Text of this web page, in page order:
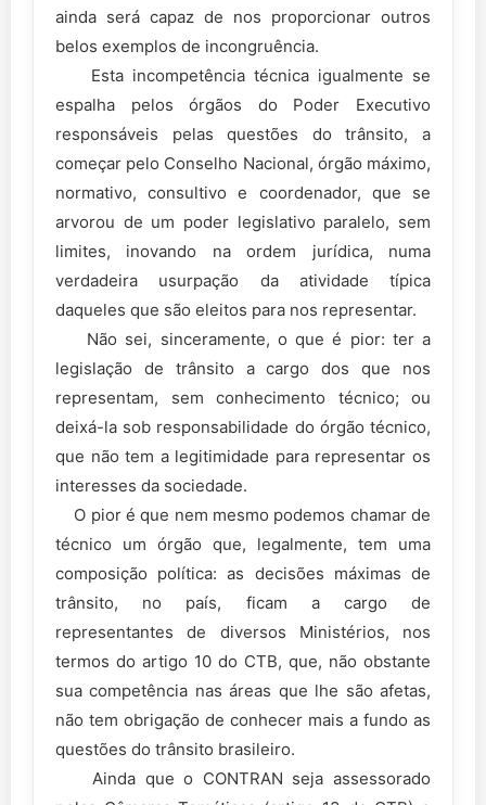
ainda será capaz de nos proporcionar outros
belos exemplos de incongruência.
Esta incompetência técnica igualmente se
espalha pelos órgãos do Poder Executivo
responsáveis pelas questões do trânsito, a
começar pelo Conselho Nacional, órgão máximo,
normativo, consultivo e coordenador, que se
arvorou de um poder legislativo paralelo, sem
limites, inovando na ordem jurídica, numa
verdadeira usurpação da atividade típica
daqueles que são eleitos para nos representar.
Não sei, sinceramente, o que é pior: ter a
legislação de trânsito a cargo dos que nos
representam, sem conhecimento técnico; ou
deixá-la sob responsabilidade do órgão técnico,
que não tem a legitimidade para representar os
interesses da sociedade.
O pior é que nem mesmo podemos chamar de
técnico um órgão que, legalmente, tem uma
composição política: as decisões máximas de
trânsito, no país, ficam a cargo de
representantes de diversos Ministérios, nos
termos do artigo 10 do CTB, que, não obstante
sua competência nas áreas que lhe são afetas,
não tem obrigação de conhecer mais a fundo as
questões do trânsito brasileiro.
Ainda que o CONTRAN seja assessorado